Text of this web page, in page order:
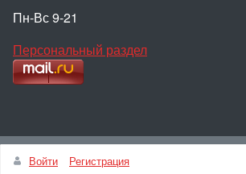
Пн-Вс 9-21
Персональный раздел
Войти
Регистрация